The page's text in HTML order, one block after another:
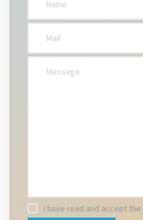
I have read and accept the